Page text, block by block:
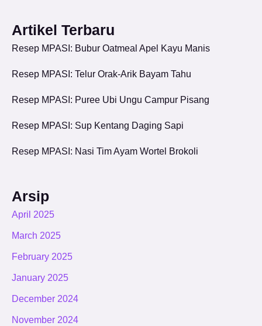
Artikel Terbaru
Resep MPASI: Bubur Oatmeal Apel Kayu Manis
Resep MPASI: Telur Orak-Arik Bayam Tahu
Resep MPASI: Puree Ubi Ungu Campur Pisang
Resep MPASI: Sup Kentang Daging Sapi
Resep MPASI: Nasi Tim Ayam Wortel Brokoli
Arsip
April 2025
March 2025
February 2025
January 2025
December 2024
November 2024